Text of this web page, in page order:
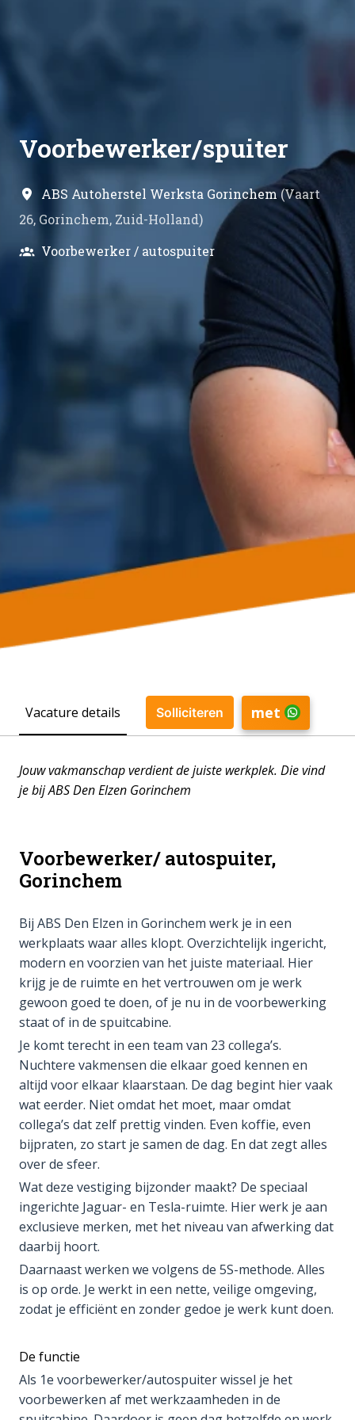
Voorbewerker/spuiter
ABS Autoherstel Werksta Gorinchem (Vaart
26, Gorinchem, Zuid-Holland)
Voorbewerker / autospuiter
Vacature details Solliciteren met
Jouw vakmanschap verdient de juiste werkplek. Die vind
je bij ABS Den Elzen Gorinchem
Voorbewerker/ autospuiter,
Gorinchem
Bij ABS Den Elzen in Gorinchem werk je in een
werkplaats waar alles klopt. Overzichtelijk ingericht,
modern en voorzien van het juiste materiaal. Hier
krijg je de ruimte en het vertrouwen om je werk
gewoon goed te doen, of je nu in de voorbewerking
staat of in de spuitcabine.
Je komt terecht in een team van 23 collega’s.
Nuchtere vakmensen die elkaar goed kennen en
altijd voor elkaar klaarstaan. De dag begint hier vaak
wat eerder. Niet omdat het moet, maar omdat
collega’s dat zelf prettig vinden. Even koffie, even
bijpraten, zo start je samen de dag. En dat zegt alles
over de sfeer.
Wat deze vestiging bijzonder maakt? De speciaal
ingerichte Jaguar- en Tesla-ruimte. Hier werk je aan
exclusieve merken, met het niveau van afwerking dat
daarbij hoort.
Daarnaast werken we volgens de 5S-methode. Alles
is op orde. Je werkt in een nette, veilige omgeving,
zodat je efficiënt en zonder gedoe je werk kunt doen.
De functie
Als 1e voorbewerker/autospuiter wissel je het
voorbewerken af met werkzaamheden in de